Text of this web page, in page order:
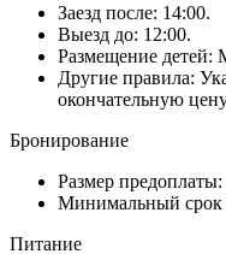
Заезд после: 14:00.
Выезд до: 12:00.
Размещение детей:
Другие правила:
окончательную
Бронирование
Размер
Минимальный срок
Питание